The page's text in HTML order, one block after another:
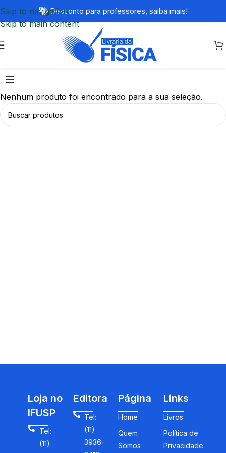
Skip to navigation
Skip to main content
Desconto para professores, saiba mais!
Nenhum produto foi encontrado para a sua seleção.
Loja no
IFUSP
Tel:
(11)
Editora
Tel:
(11)
3936-
Página
Home
Quem
Somos
Links
Livros
Política de
Privacidade